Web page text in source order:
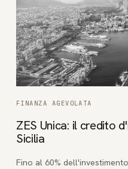
FINANZA AGEVOLATA
ZES Unica: il credito
Sicilia
Fino al 60%